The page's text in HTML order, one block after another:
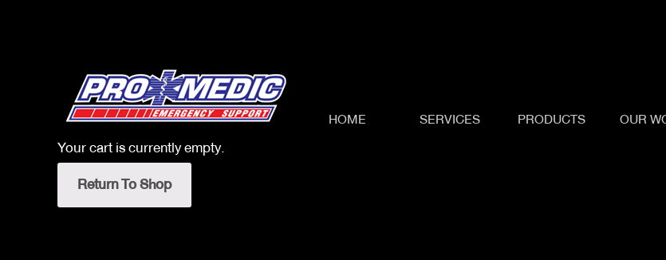
HOME SERVICES PRODUCTS OUR
Your cart is currently empty.
Return To Shop